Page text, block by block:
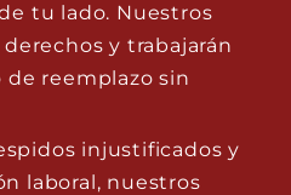
tu lado. Nuestros
y trabajarán
reemplazo sin
injustificados y
laboral, nuestros